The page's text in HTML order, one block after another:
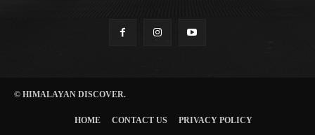
© HIMALAYAN DISCOVER.
HOME CONTACT US PRIVACY POLICY